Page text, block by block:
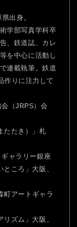
出身。
学部写真学科卒
、鉄道誌、カレ
を中心に活動し
連載執筆。鉄道
作りに注力して
（JRPS）会
たたき）」札
ャラリー銀座
ころ」大阪、
アートギャラ
ズム」大阪、